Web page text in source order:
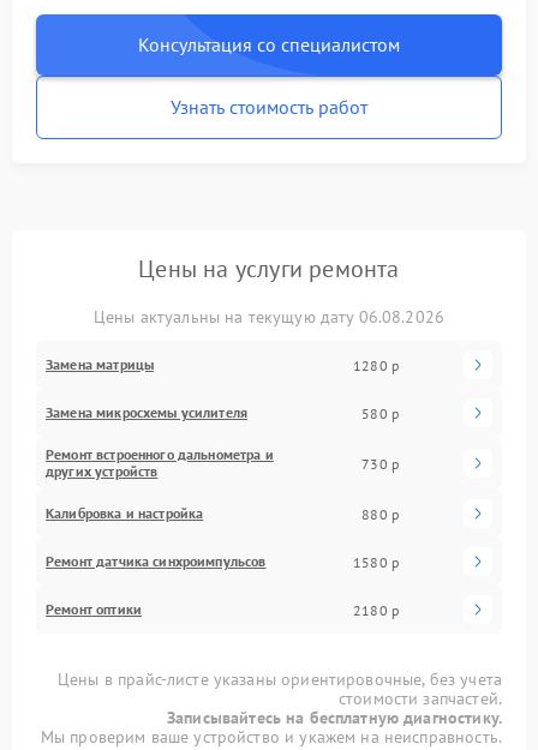
Консультация со специалистом
Узнать стоимость работ
Цены на услуги ремонта
Цены актуальны на текущую дату 06.08.2026
Замена матрицы 1280 р
Замена микросхемы усилителя 580 р
Ремонт встроенного дальнометра и
других устройств
730 р
Калибровка и настройка 880 р
Ремонт датчика синхроимпульсов 1580 р
Ремонт оптики 2180 р
Цены в прайс-листе указаны ориентировочные, без учета
стоимости запчастей.
Записывайтесь на бесплатную диагностику.
Мы проверим ваше устройство и укажем на неисправность.